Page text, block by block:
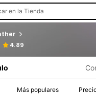
en la Tienda
4.89
Más populares